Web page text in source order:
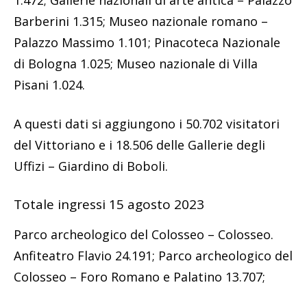
Barberini 1.315; Museo nazionale romano –
Palazzo Massimo 1.101; Pinacoteca Nazionale
di Bologna 1.025; Museo nazionale di Villa
Pisani 1.024.
A questi dati si aggiungono i 50.702 visitatori
del Vittoriano e i 18.506 delle Gallerie degli
Uffizi – Giardino di Boboli.
Totale ingressi 15 agosto 2023
Parco archeologico del Colosseo – Colosseo.
Anfiteatro Flavio 24.191; Parco archeologico del
Colosseo – Foro Romano e Palatino 13.707;